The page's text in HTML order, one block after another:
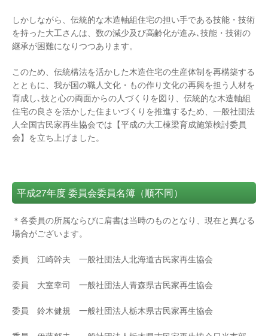
しかしながら、伝統的な木造軸組住宅の担い手である技能・技術
を持った大工さんは、数の減少及び高齢化が進み､技能・技術の
継承が困難になりつつあります。
このため、伝統構法を活かした木造住宅の生産体制を再構築する
とともに、我が国の職人文化・もの作り文化の再興を担う人材を
育成し､技と心の両面からの人づくりを図り、伝統的な木造軸組
住宅の良さを活かした住まいづくりを推進するため、一般社団法
人全国古民家再生協会では【平成の大工棟梁育成施策検討委員
会】を立ち上げました。
平成27年度 委員会委員名簿（順不同）
＊各委員の所属ならびに肩書は当時のものとなり、現在と異なる
場合がございます。
委員 江崎幹夫 一般社団法人北海道古民家再生協会
委員 大室幸司 一般社団法人青森県古民家再生協会
委員 鈴木健規 一般社団法人栃木県古民家再生協会